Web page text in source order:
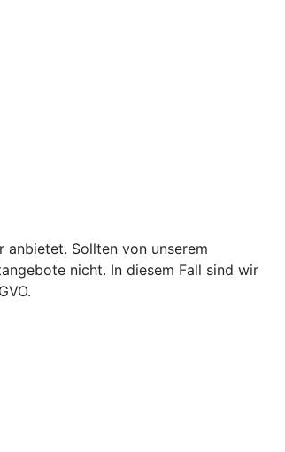
anbietet. Sollten von unserem
nicht. In diesem Fall sind wir